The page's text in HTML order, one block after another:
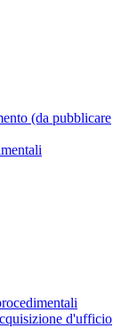
(da pubblicare
d'ufficio